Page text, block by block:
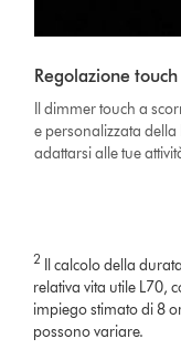
Regolazione
Il dimmer touch a
e personalizzata
adattarsi alle tue
2
Il calcolo della
relativa vita utile L70,
impiego stimato di 8
possono variare.